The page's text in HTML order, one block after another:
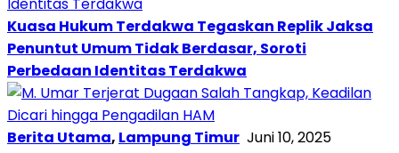
Kuasa Hukum Terdakwa Tegaskan Replik Jaksa
Penuntut Umum Tidak Berdasar, Soroti
Perbedaan Identitas Terdakwa
Berita Utama, Lampung Timur Juni 10, 2025